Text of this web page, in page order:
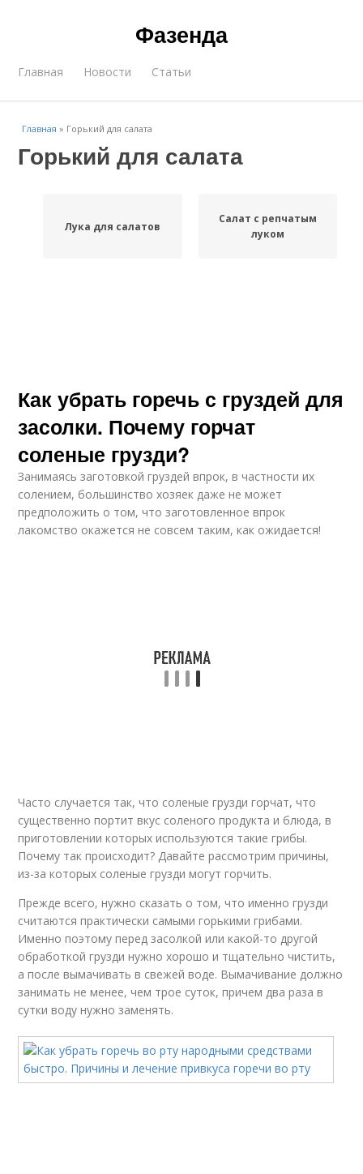
Фазенда
Главная Новости Статьи
Главная » Горький для салата
Горький для салата
Лука для салатов
Салат с репчатым
луком
Как убрать горечь с груздей для
засолки. Почему горчат
соленые грузди?
Занимаясь заготовкой груздей впрок, в частности их
солением, большинство хозяек даже не может
предположить о том, что заготовленное впрок
лакомство окажется не совсем таким, как ожидается!
Часто случается так, что соленые грузди горчат, что
существенно портит вкус соленого продукта и блюда, в
приготовлении которых используются такие грибы.
Почему так происходит? Давайте рассмотрим причины,
из-за которых соленые грузди могут горчить.
Прежде всего, нужно сказать о том, что именно грузди
считаются практически самыми горькими грибами.
Именно поэтому перед засолкой или какой-то другой
обработкой грузди нужно хорошо и тщательно чистить,
а после вымачивать в свежей воде. Вымачивание должно
занимать не менее, чем трое суток, причем два раза в
сутки воду нужно заменять.